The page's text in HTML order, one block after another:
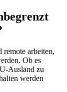
remote arbeiten,
Ob es
Ausland zu
werden